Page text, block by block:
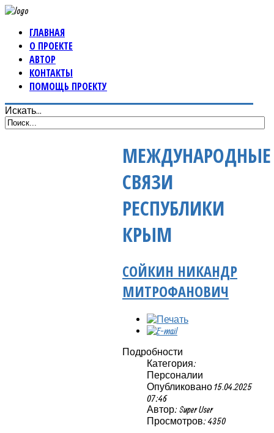
ГЛАВНАЯ
О ПРОЕКТЕ
АВТОР
КОНТАКТЫ
ПОМОЩЬ ПРОЕКТУ
Искать...
МЕЖДУНАРОДНЫЕ
СВЯЗИ
РЕСПУБЛИКИ
КРЫМ
СОЙКИН НИКАНДР
МИТРОФАНОВИЧ
Подробности
Категория:
Персоналии
Опубликовано 15.04.2025
07:46
Автор: Super User
Просмотров: 4350